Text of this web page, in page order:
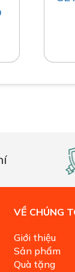
VỀ CHÚNG
Giới thiệu
Sản phẩm
Quà tặng